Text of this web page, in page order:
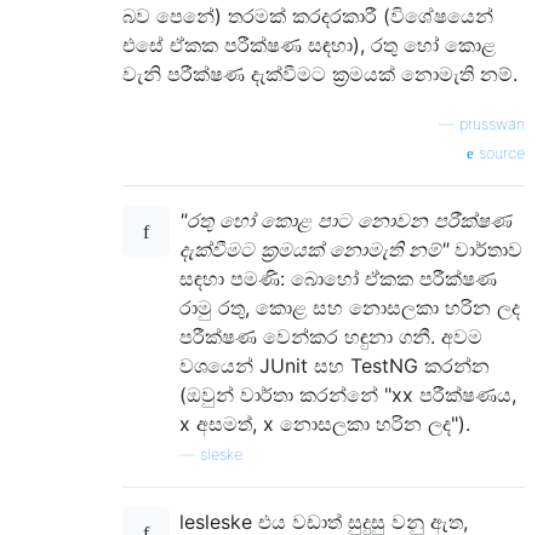
බව පෙනේ) තරමක් කරදරකාරී (විශේෂයෙන්
එසේ ඒකක පරීක්ෂණ සඳහා), රතු හෝ කොළ
වැනි පරීක්ෂණ දැක්වීමට ක්‍රමයක් නොමැති නම්.
prusswan
source
"රතු හෝ කොළ පාට නොවන පරීක්ෂණ
දැක්වීමට ක්‍රමයක් නොමැති නම්"වාර්තාව
සඳහා පමණි: බොහෝ ඒකක පරීක්ෂණ
රාමු රතු, කොළ සහ නොසලකා හරින ලද
පරීක්ෂණ වෙන්කර හඳුනා ගනී. අවම
වශයෙන් JUnit සහ TestNG කරන්න
(ඔවුන් වාර්තා කරන්නේ "xx පරීක්ෂණය,
x අසමත්, x නොසලකා හරින ලද").
sleske
lesleske එය වඩාත් සුදුසු වනු ඇත,